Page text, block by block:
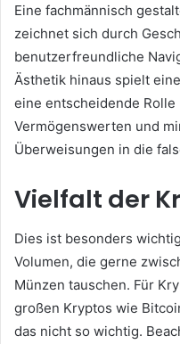
Eine fachmännisch
zeichnet sich durch
benutzerfreundliche
Ästhetik hinaus spielt
eine entscheidende Rolle
Vermögenswerten und
Überweisungen in die
Vielfalt der
Dies ist besonders
Volumen, die gerne
Münzen tauschen. Für
großen Kryptos wie
das nicht so wichtig.